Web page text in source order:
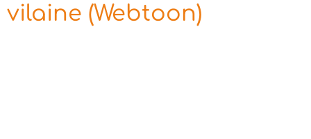
vilaine (Webtoon)